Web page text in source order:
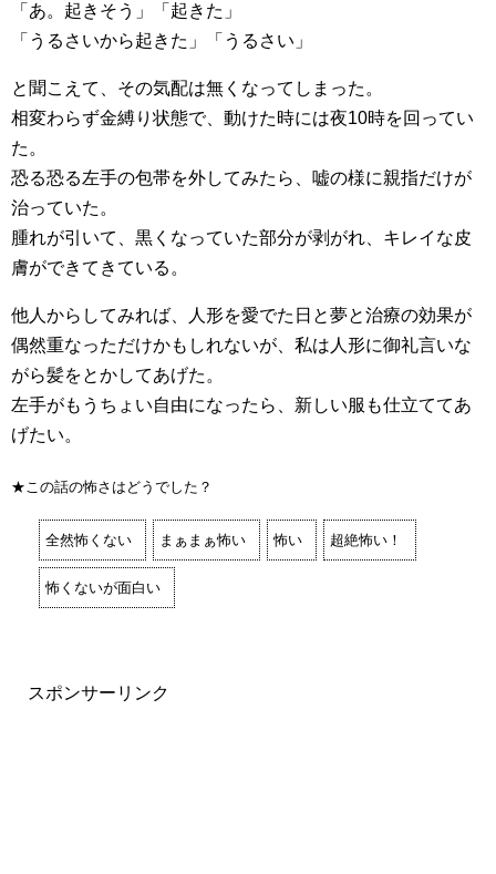
「あ。起きそう」「起きた」
「うるさいから起きた」「うるさい」
と聞こえて、その気配は無くなってしまった。
相変わらず金縛り状態で、動けた時には夜10時を回ってい
た。
恐る恐る左手の包帯を外してみたら、嘘の様に親指だけが
治っていた。
腫れが引いて、黒くなっていた部分が剥がれ、キレイな皮
膚ができてきている。
他人からしてみれば、人形を愛でた日と夢と治療の効果が
偶然重なっただけかもしれないが、私は人形に御礼言いな
がら髪をとかしてあげた。
左手がもうちょい自由になったら、新しい服も仕立ててあ
げたい。
★この話の怖さはどうでした？
全然怖くない まぁまぁ怖い 怖い 超絶怖い！
怖くないが面白い
スポンサーリンク